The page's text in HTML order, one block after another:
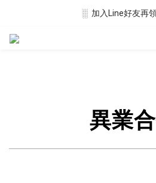
░  新會員註冊送
░  加入Line好友再
異業